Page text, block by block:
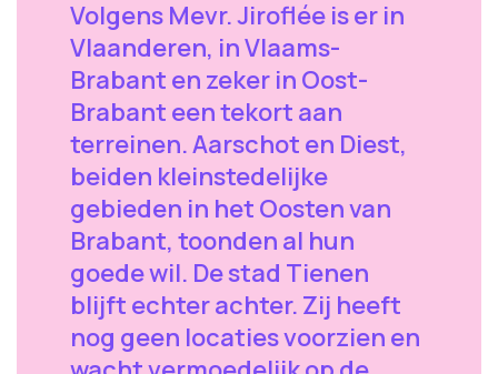
Volgens Mevr. Jiroflée is er in
Vlaanderen, in Vlaams-
Brabant en zeker in Oost-
Brabant een tekort aan
terreinen. Aarschot en Diest,
beiden kleinstedelijke
gebieden in het Oosten van
Brabant, toonden al hun
goede wil. De stad Tienen
blijft echter achter. Zij heeft
nog geen locaties voorzien en